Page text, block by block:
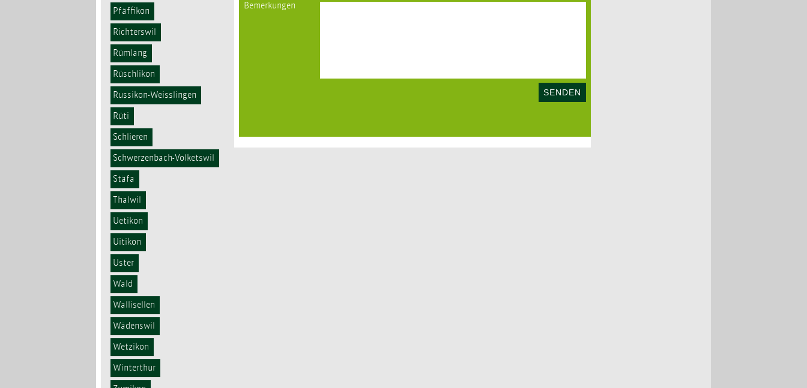
Pfäffikon
Richterswil
Rümlang
Rüschlikon
Russikon-Weisslingen
Rüti
Schlieren
Schwerzenbach-Volketswil
Stäfa
Thalwil
Uetikon
Uitikon
Uster
Wald
Wallisellen
Wädenswil
Wetzikon
Winterthur
Bemerkungen